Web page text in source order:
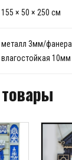
155 × 50 × 250 см
металл 3мм/фанера
влагостойкая 10мм